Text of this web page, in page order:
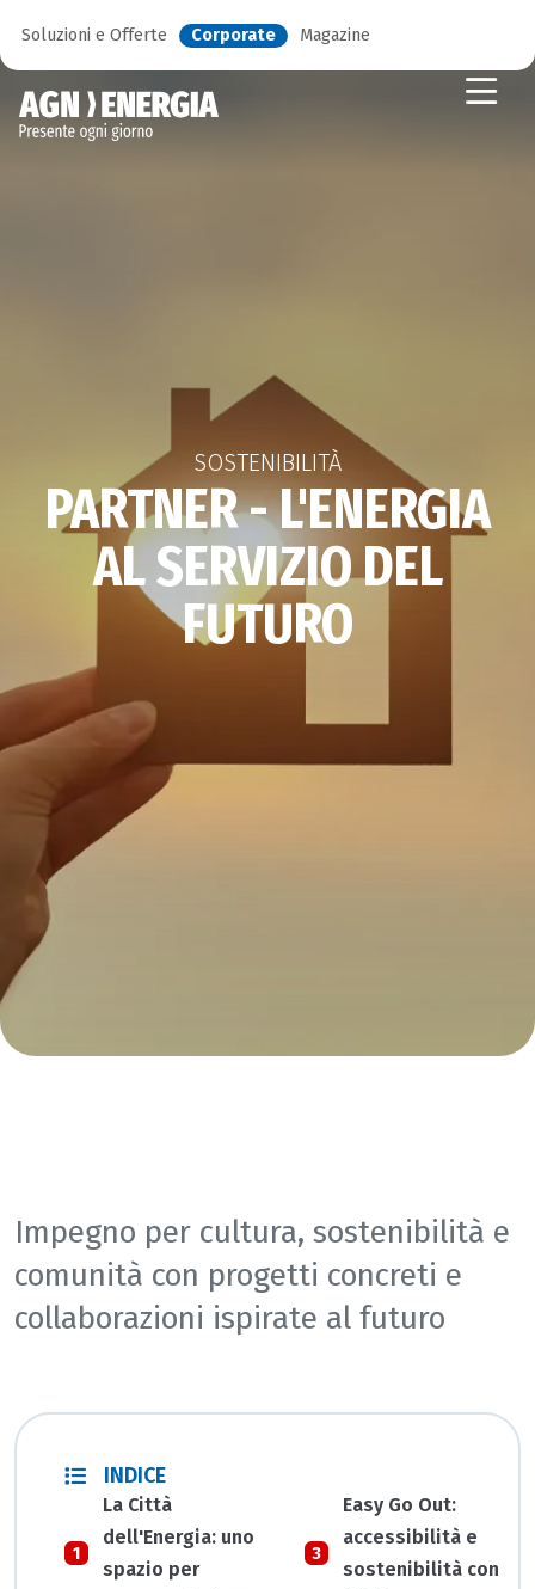
Soluzioni e Offerte Corporate Magazine
SOSTENIBILITÀ
PARTNER - L'ENERGIA
AL SERVIZIO DEL
FUTURO
Impegno per cultura, sostenibilità e
comunità con progetti concreti e
collaborazioni ispirate al futuro
INDICE
La Città
dell'Energia: uno
spazio per
Easy Go Out:
accessibilità e
sostenibilità con